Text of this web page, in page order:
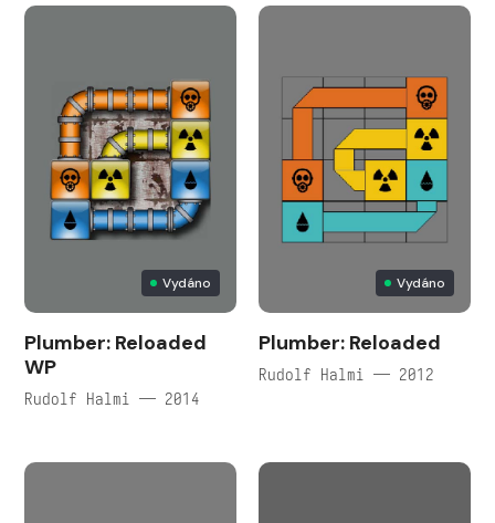
Vydáno
Plumber: Reloaded
WP
Rudolf Halmi — 2014
Vydáno
Plumber: Reloaded
Rudolf Halmi — 2012